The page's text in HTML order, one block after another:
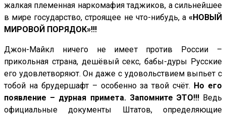
жалкая племенная наркомафия таджиков, а сильнейшее
в мире государство, строящее не что-нибудь, а «НОВЫЙ
МИРОВОЙ ПОРЯДОК»!!!
Джон-Майкл ничего не имеет против России –
прикольная страна, дешёвый секс, бабы-дуры Русские
его удовлетворяют. Он даже с удовольствием выпьет с
тобой на брудершафт – особенно за твой счёт. Но его
появление – дурная примета. Запомните ЭТО!!!Ведь
официальные документы Штатов, определяющие